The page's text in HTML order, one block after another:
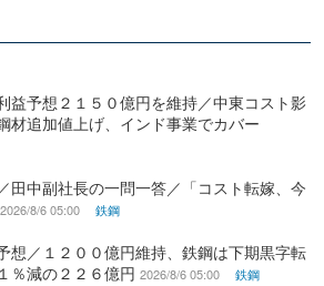
益予想２１５０億円を維持／中東コスト影
材追加値上げ、インド事業でカバー
田中副社長の一問一答／「コスト転嫁、今
2026/8/6 05:00 鉄鋼
想／１２００億円維持、鉄鋼は下期黒字転
％減の２２６億円 2026/8/6 05:00 鉄鋼